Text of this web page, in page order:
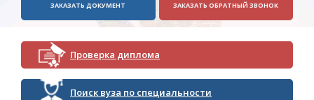
ЗАКАЗАТЬ ДОКУМЕНТ ЗАКАЗАТЬ ОБРАТНЫЙ ЗВОНОК
Проверка диплома
Поиск вуза по специальности